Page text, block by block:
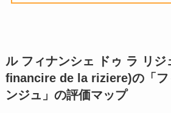
ル フィナンシェ ドゥ ラ リジ
ﬁnancire de la riziere)の「フ
ンジュ」 の評価マップ